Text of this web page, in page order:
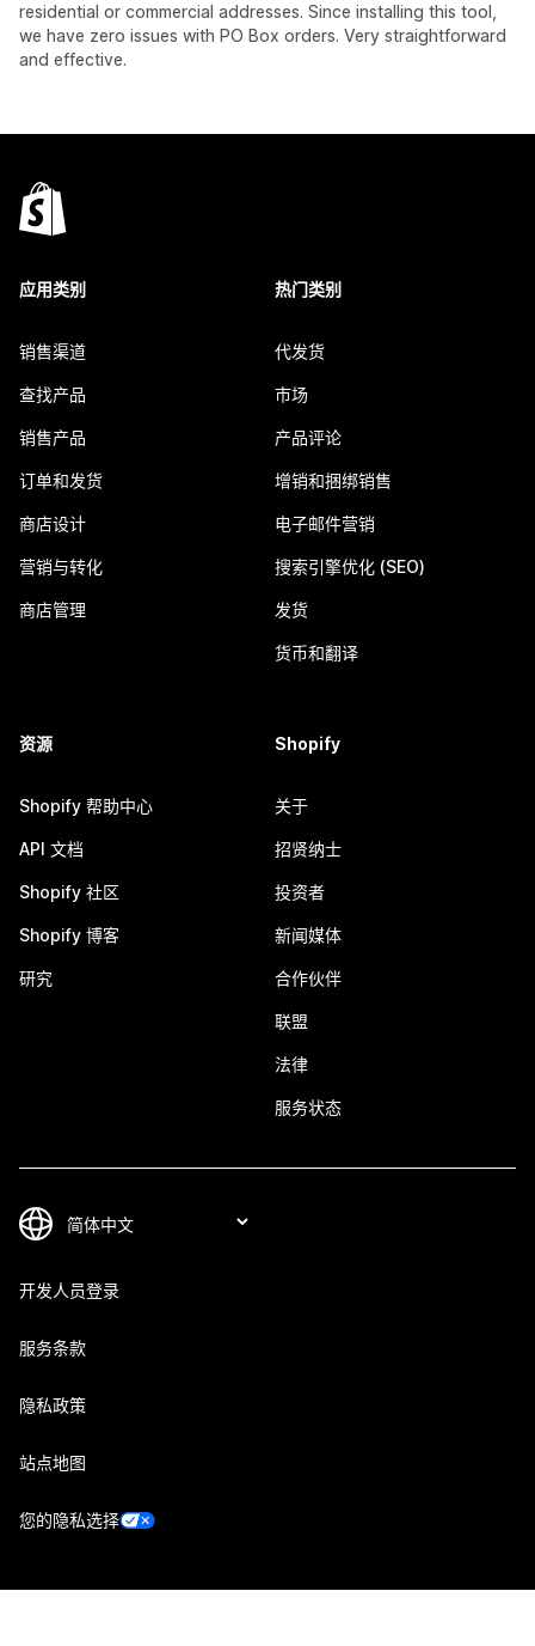
residential or commercial addresses. Since installing this tool,
we have zero issues with PO Box orders. Very straightforward
and effective.
应用类别
销售渠道
查找产品
销售产品
订单和发货
商店设计
营销与转化
商店管理
热门类别
代发货
市场
产品评论
增销和捆绑销售
电子邮件营销
搜索引擎优化 (SEO)
发货
货币和翻译
资源
Shopify 帮助中心
API 文档
Shopify 社区
Shopify 博客
研究
Shopify
关于
招贤纳士
投资者
新闻媒体
合作伙伴
联盟
法律
服务状态
开发人员登录
服务条款
隐私政策
站点地图
您的隐私选择